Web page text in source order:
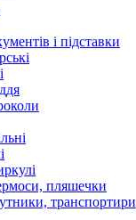
і підставки
пляшечки
транспортири